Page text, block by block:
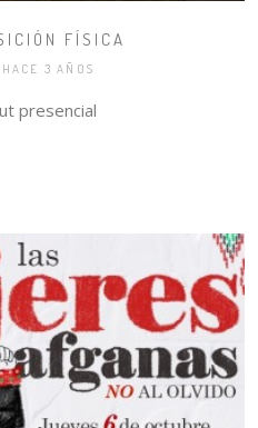
FÍSICA
3 AÑOS
presencial